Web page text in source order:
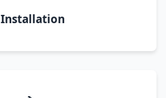
Installation